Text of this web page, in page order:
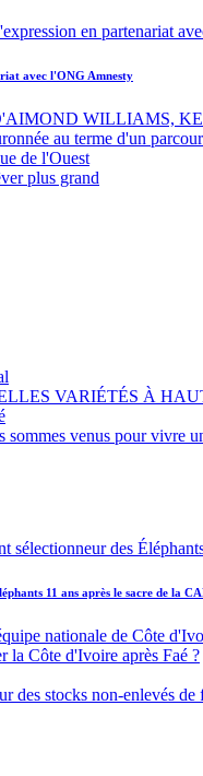
avec l'ONG Amnesty
WILLIAMS,
au terme d'un
de l'Ouest
plus grand
VARIÉTÉS À
venus pour vivre
11 ans après le sacre de la
nationale de Côte
la Côte d'Ivoire après Faé ?
des stocks non-enlevés de